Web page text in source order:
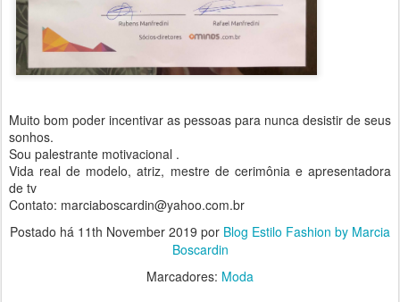
Muito bom poder incentivar as pessoas para nunca desistir de seus
sonhos.
Sou palestrante motivacional .
Vida real de modelo, atriz, mestre de cerimônia e apresentadora
de tv
Contato: marciaboscardin@yahoo.com.br
Postado há 11th November 2019 por Blog Estilo Fashion by Marcia
Boscardin
Marcadores: Moda